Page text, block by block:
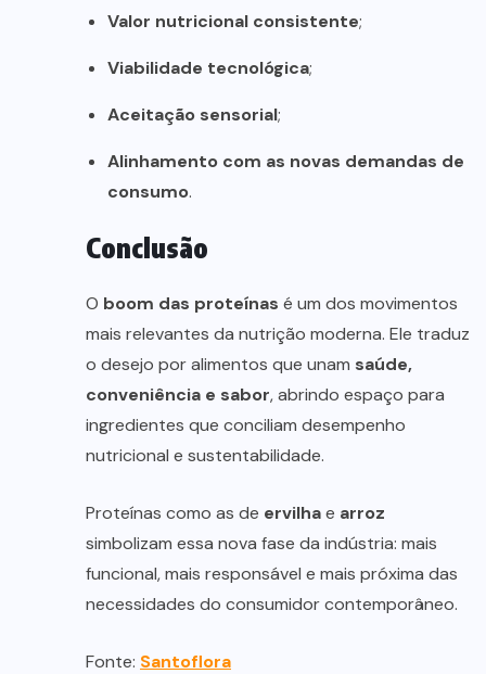
Valor nutricional consistente;
Viabilidade tecnológica;
Aceitação sensorial;
Alinhamento com as novas demandas de
consumo.
Conclusão
O boom das proteínas é um dos movimentos
mais relevantes da nutrição moderna. Ele traduz
o desejo por alimentos que unam saúde,
conveniência e sabor, abrindo espaço para
ingredientes que conciliam desempenho
nutricional e sustentabilidade.
Proteínas como as de ervilhae arroz
simbolizam essa nova fase da indústria: mais
funcional, mais responsável e mais próxima das
necessidades do consumidor contemporâneo.
Fonte: Santoflora